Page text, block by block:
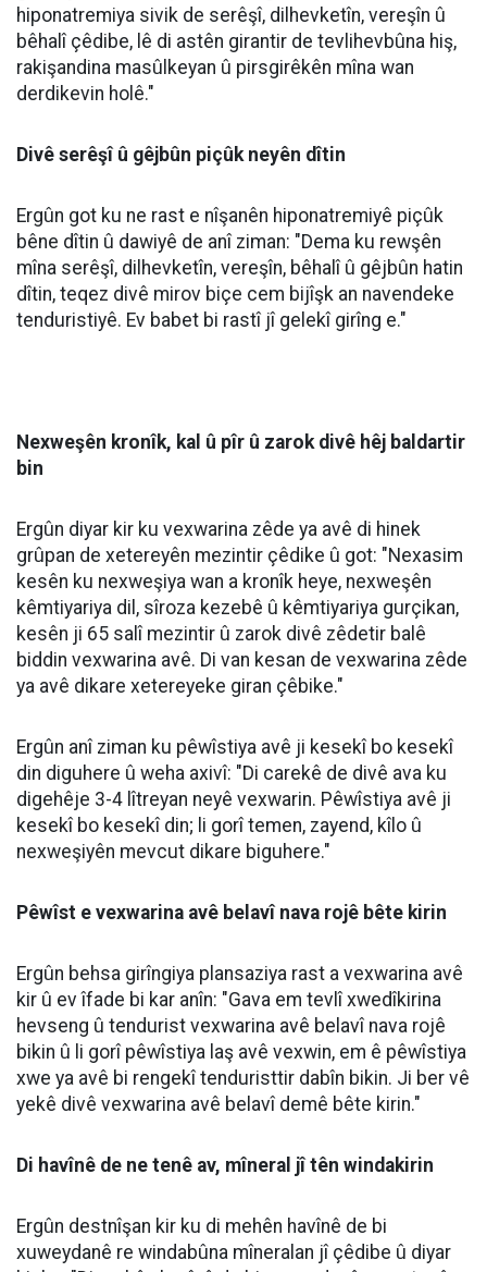
Mûhemmed Emîn Ergûn hişyarî da ku vexwarina
nezanistî ya avê di demên havînê de dibe ku rê li ber
pirsgirêkên mezin ên tenduristiyê veke.
Sitemize destek olmak için
Haberler
'de takip edin
işaretine
basmayı unutmayın
avê ya bi pîvana pêwîst girîng e, bi rengê rast
vexwarina wê jî ewçend xwedî nirx û girîngî ye.
Ergûn da zanîn ku nexasim di demeke kurt de
vexwarina pir zêde ya avê dibe ku rê li ber
nexweşiyeke mezin a bi navê hiponatremî veke.
Di carekê de vexwarina zêde ya avê dikare metirsiyê
bîne holê
Ergûn bal kişand ser wê yekê ku di carekê de
vexwarina rêjeyeke zêde ya avê ji bo tenduristiyê
metirsiyên mezin çêdike û got: "Di carekê de
vexwarina 3 yan 4 lître ava peyvekî dikare metirsiyê
çêbike. Divê mirov vexwarina avê belavî nava tevahiya
rojê bike û bi pîvanekê vexwe."
Ergûn eşkere kir ku hiponatremî ji ber vexwarina zêde
xwînê ya ji binî 135î re dibe sedema hiponatremiyê. Di
vê rewşê de ava zêde dikişîne nav şaneyan û şane
dest bi stûrbon û werimînê dikin."
Werimîna şaneyên mejî dikare mirov bixe komayê
Ergûn ragihand ku hiponatremî bi taybetî li ser mejî
encamên xirab çêdike û weha axivî: "Ev rewş
şaneyên mejî, ji gêjbûn û tevlihevbûna hiş heta ketina
komayê dikare rê li ber nexweşiyên pir xirab veke."